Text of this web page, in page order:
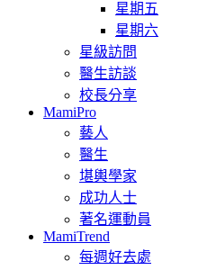
星期五
星期六
星級訪問
醫生訪談
校長分享
MamiPro
藝人
醫生
堪輿學家
成功人士
著名運動員
MamiTrend
每週好去處